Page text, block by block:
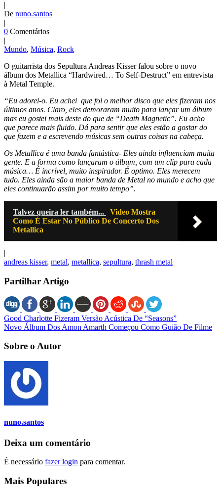
|
De nuno.santos
|
0 Comentários
|
Mundo, Música, Rock
O guitarrista dos Sepultura Andreas Kisser falou sobre o novo
álbum dos Metallica “Hardwired… To Self-Destruct” em entrevista
à Metal Temple.
“Eu adorei-o. Eu achei que foi o melhor disco que eles fizeram nos
últimos anos. Claro, eles demoraram muito para lançar um álbum
mas eu gostei mais deste do que de “Death Magnetic”. Eu acho
que parece mais fluido. Dá para sentir que eles estão a gostar do
que fazem e a escrevendo músicas sem outras coisas na cabeça.
Os Metallica é uma banda fantástica- Eles ainda influenciam muita
gente. E a forma como lançaram o álbum, com um clip para cada
música… É incrível, muito inspirador. É optimo. Eles merecem
tudo. Eles ainda são a maior banda de Metal no mundo e acho que
eles continuarão assim por muito tempo”.
Talvez queira ler também...
Video Mostra
Como É Estar No Público De Concerto Dos
Metallica
|
andreas kisser, metal, metallica, sepultura, thrash metal
Partilhar Artigo
Good Charlotte Fizeram Versão Acústica De “Seasons”
Novo Álbum Dos Amon Amarth Começou Como Guião De Filme
Sobre o Autor
nuno.santos
Deixa um comentário
É necessário fazer login para comentar.
Mais Populares